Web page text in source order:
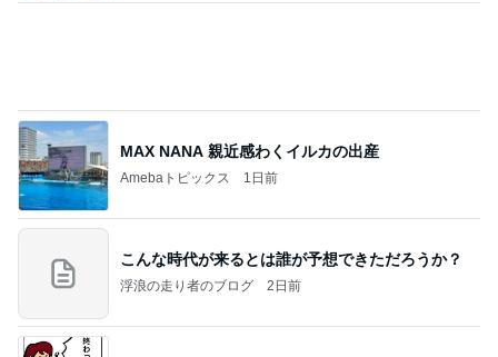
MAX NANA 親近感わくイルカの出産
Amebaトピックス 1日前
こんな時代が来るとは誰が予想できただろうか？
浮浪の走り者のブログ 2日前